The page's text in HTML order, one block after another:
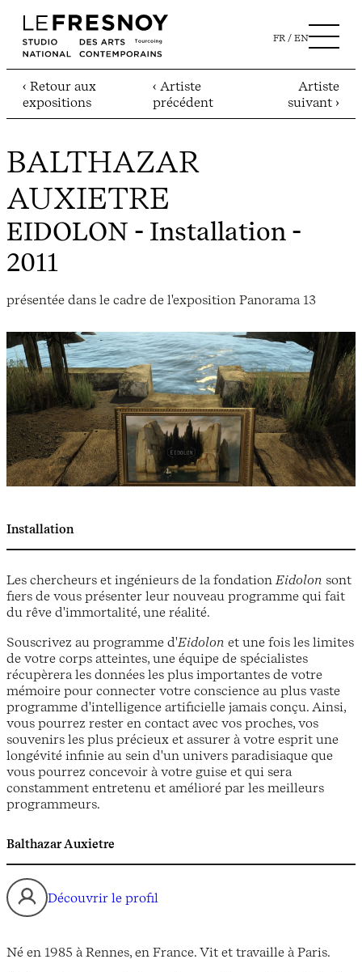
FR EN
‹ Retour aux
expositions
‹ Artiste
précédent
Artiste
suivant ›
BALTHAZAR
AUXIETRE
EIDOLON - Installation -
2011
présentée dans le cadre de l'exposition Panorama 13
Installation
Les chercheurs et ingénieurs de la fondationEidolon sont
fiers de vous présenter leur nouveau programme qui fait
du rêve d'immortalité, une réalité.
Souscrivez au programme d'Eidolon et une fois les limites
de votre corps atteintes, une équipe de spécialistes
récupèrera les données les plus importantes de votre
mémoire pour connecter votre conscience au plus vaste
programme d'intelligence artificielle jamais conçu. Ainsi,
vous pourrez rester en contact avec vos proches, vos
souvenirs les plus précieux et assurer à votre esprit une
longévité infinie au sein d'un univers paradisiaque que
vous pourrez concevoir à votre guise et qui sera
constamment entretenu et amélioré par les meilleurs
programmeurs.
Balthazar Auxietre
Découvrir le profil
Né en 1985 à Rennes, en France. Vit et travaille à Paris.